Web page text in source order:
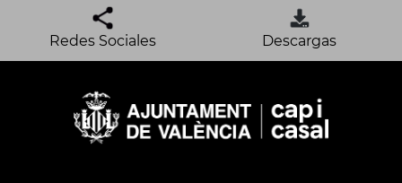
Redes Sociales Descargas